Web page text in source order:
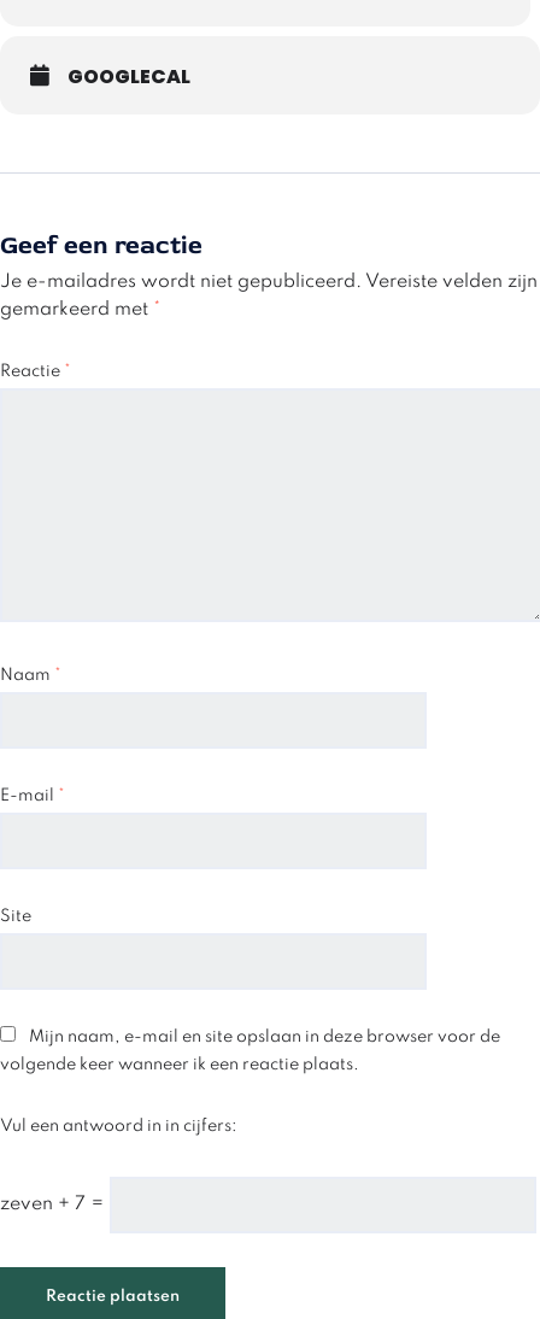
GOOGLECAL
Geef een reactie
Je e-mailadres wordt niet gepubliceerd. Vereiste velden zijn
gemarkeerd met *
Reactie *
Naam *
E-mail *
Site
Mijn naam, e-mail en site opslaan in deze browser voor de
volgende keer wanneer ik een reactie plaats.
Vul een antwoord in in cijfers:
zeven + 7 =